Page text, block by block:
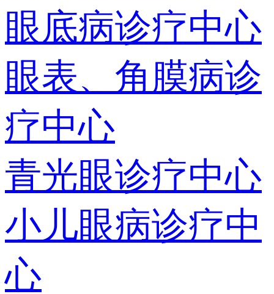
眼底病诊疗中心
眼表、角膜病诊
疗中心
青光眼诊疗中心
小儿眼病诊疗中
心